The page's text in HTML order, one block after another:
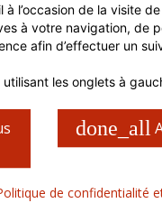
l’occasion de la visite
à votre navigation, de
afin d’effectuer un
les onglets à
done_all
de confidentialité